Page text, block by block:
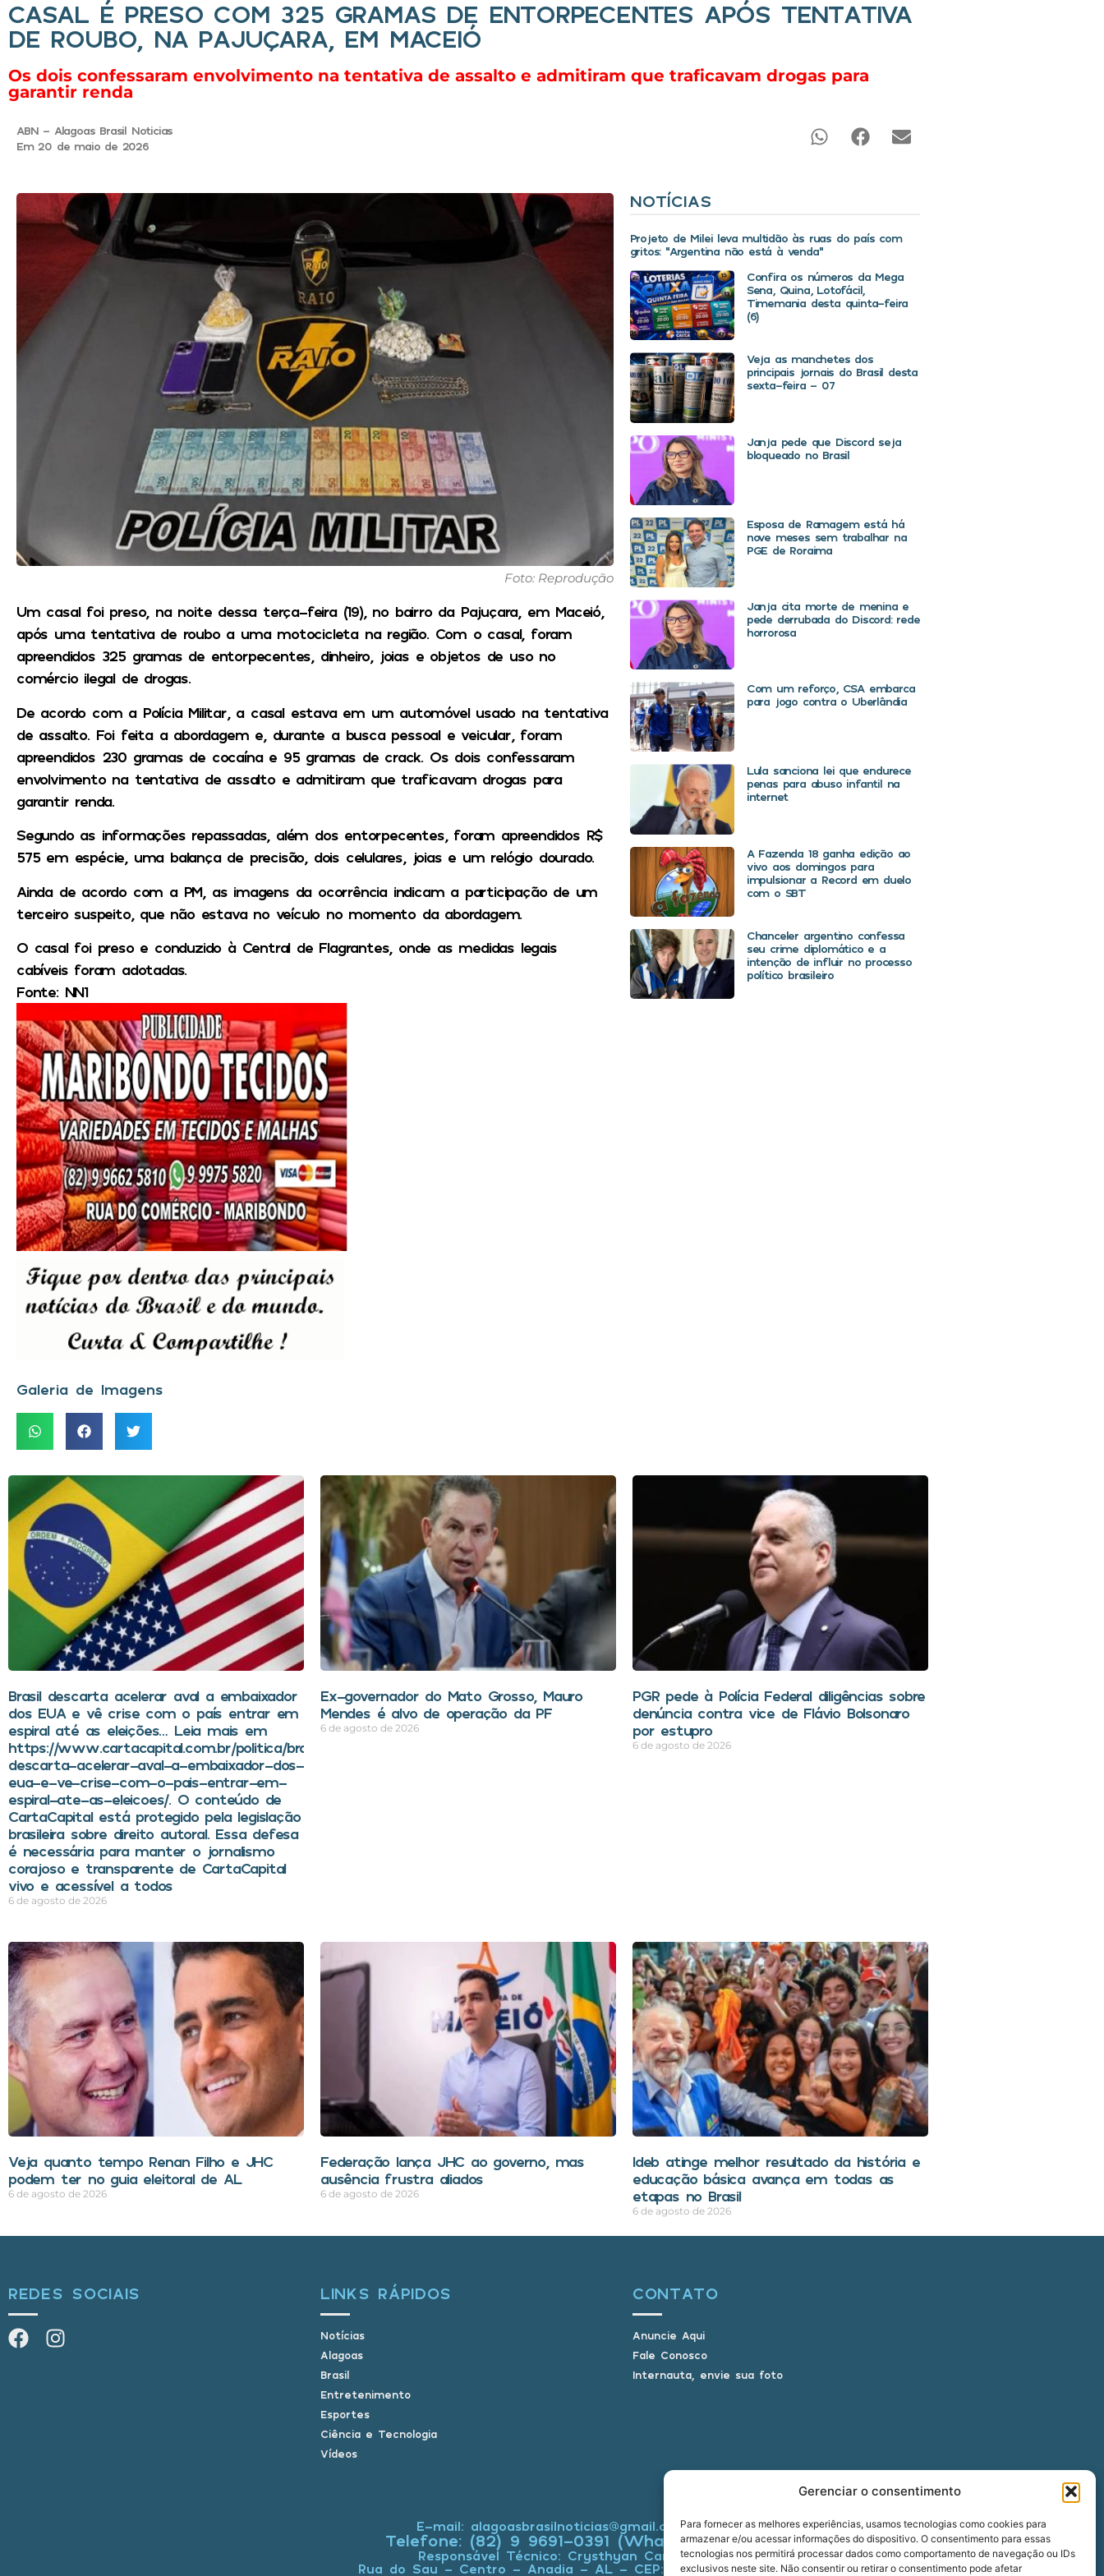
Gerenciar o consentimento
Para fornecer as melhores experiências, usamos tecnologias como cookies para
armazenar e/ou acessar informações do dispositivo. O consentimento para essas
tecnologias nos permitirá processar dados como comportamento de navegação ou IDs
exclusivos neste site. Não consentir ou retirar o consentimento pode afetar
CASAL É PRESO COM 325 GRAMAS DE ENTORPECENTES APÓS TENTATIVA
DE ROUBO, NA PAJUÇARA, EM MACEIÓ
Os dois confessaram envolvimento na tentativa de assalto e admitiram que traficavam drogas para
garantir renda
ABN - Alagoas Brasil Noticias
Em 20 de maio de 2026
Foto: Reprodução
Um casal foi preso, na noite dessa terça-feira (19), no bairro da Pajuçara, em Maceió,
após uma tentativa de roubo a uma motocicleta na região. Com o casal, foram
apreendidos 325 gramas de entorpecentes, dinheiro, joias e objetos de uso no
comércio ilegal de drogas.
De acordo com a Polícia Militar, a casal estava em um automóvel usado na tentativa
de assalto. Foi feita a abordagem e, durante a busca pessoal e veicular, foram
apreendidos 230 gramas de cocaína e 95 gramas de crack. Os dois confessaram
envolvimento na tentativa de assalto e admitiram que traficavam drogas para
garantir renda.
Segundo as informações repassadas, além dos entorpecentes, foram apreendidos R$
575 em espécie, uma balança de precisão, dois celulares, joias e um relógio dourado.
Ainda de acordo com a PM, as imagens da ocorrência indicam a participação de um
terceiro suspeito, que não estava no veículo no momento da abordagem.
O casal foi preso e conduzido à Central de Flagrantes, onde as medidas legais
cabíveis foram adotadas.
Fonte: NN1
Galeria de Imagens
NOTÍCIAS
Projeto de Milei leva multidão às ruas do país com
gritos: “Argentina não está à venda”
Confira os números da Mega
Sena, Quina, Lotofácil,
Timemania desta quinta-feira
(6)
Veja as manchetes dos
principais jornais do Brasil desta
sexta-feira – 07
Janja pede que Discord seja
bloqueado no Brasil
Esposa de Ramagem está há
nove meses sem trabalhar na
PGE de Roraima
Janja cita morte de menina e
pede derrubada do Discord: rede
horrorosa
Com um reforço, CSA embarca
para jogo contra o Uberlândia
Lula sanciona lei que endurece
penas para abuso infantil na
internet
A Fazenda 18 ganha edição ao
vivo aos domingos para
impulsionar a Record em duelo
com o SBT
Chanceler argentino confessa
seu crime diplomático e a
intenção de influir no processo
político brasileiro
Brasil descarta acelerar aval a embaixador
dos EUA e vê crise com o país entrar em
espiral até as eleições… Leia mais em
https://www.cartacapital.com.br/politica/brasil-
descarta-acelerar-aval-a-embaixador-dos-
eua-e-ve-crise-com-o-pais-entrar-em-
espiral-ate-as-eleicoes/. O conteúdo de
CartaCapital está protegido pela legislação
brasileira sobre direito autoral. Essa defesa
é necessária para manter o jornalismo
corajoso e transparente de CartaCapital
vivo e acessível a todos
6 de agosto de 2026
Ex-governador do Mato Grosso, Mauro
Mendes é alvo de operação da PF
6 de agosto de 2026
PGR pede à Polícia Federal diligências sobre
denúncia contra vice de Flávio Bolsonaro
por estupro
6 de agosto de 2026
Veja quanto tempo Renan Filho e JHC
podem ter no guia eleitoral de AL
6 de agosto de 2026
Federação lança JHC ao governo, mas
ausência frustra aliados
6 de agosto de 2026
Ideb atinge melhor resultado da história e
educação básica avança em todas as
etapas no Brasil
6 de agosto de 2026
REDES SOCIAIS LINKS RÁPIDOS
Notícias
Alagoas
Brasil
Entretenimento
Esportes
Ciência e Tecnologia
Vídeos
CONTATO
Anuncie Aqui
Fale Conosco
Internauta, envie sua foto
E-mail: alagoasbrasilnoticias@gmail.com
Telefone: (82) 9 9691-0391 (Whatsapp)
Responsável Técnico: Crysthyan Carlos
Rua do Sau - Centro - Anadia - AL - CEP: 57660-000